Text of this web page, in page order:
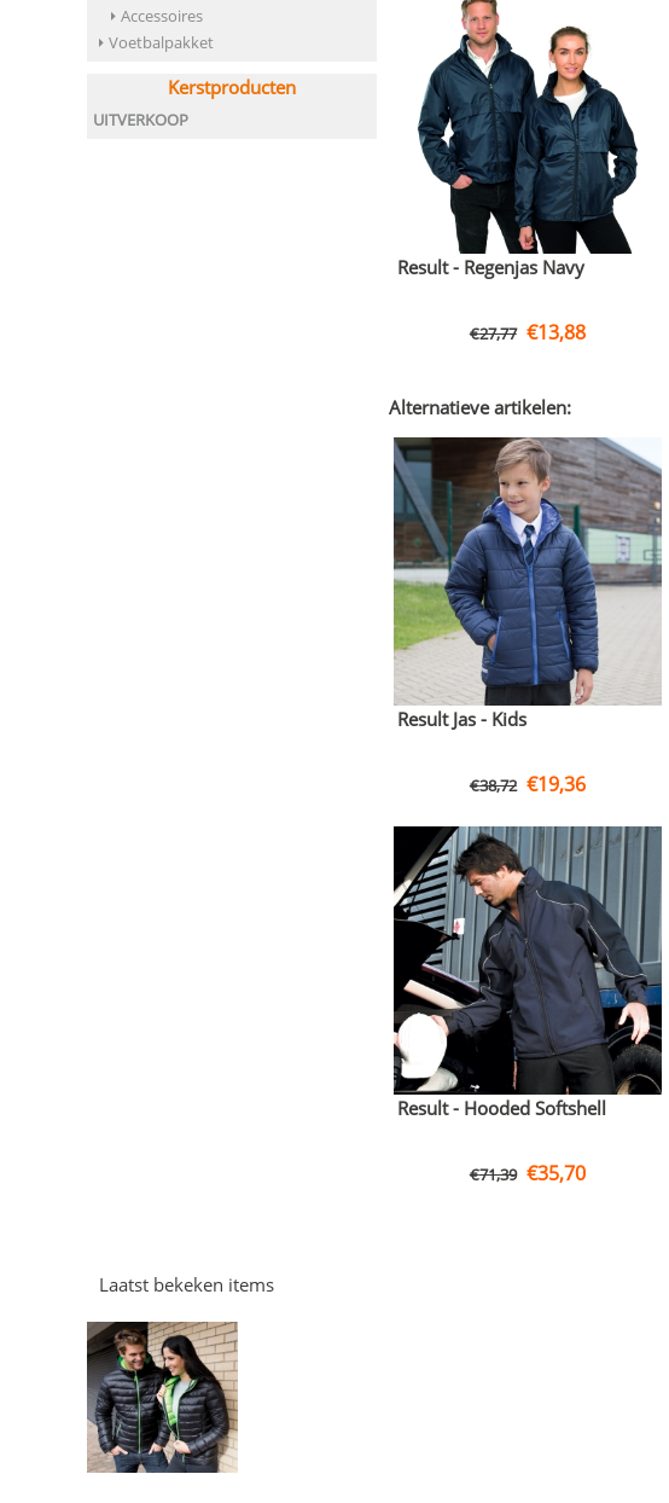
Accessoires
Voetbalpakket
Kerstproducten
UITVERKOOP
Result - Regenjas Navy
€27,77 €13,88
Alternatieve artikelen:
Result Jas - Kids
€38,72 €19,36
Result - Hooded Softshell
€71,39 €35,70
Laatst bekeken items